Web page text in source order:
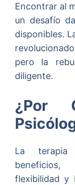
Encontrar al
un desafío
disponibles.
pero la
diligente.
¿Por
La terapia
flexibilidad y